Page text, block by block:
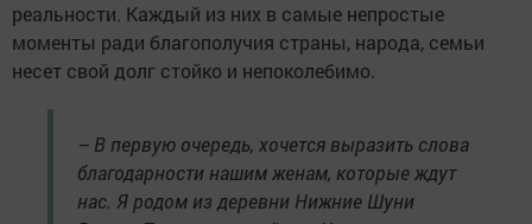
реальности. Каждый из них в самые непростые
моменты ради благополучия страны, народа, семьи
несет свой долг стойко и непоколебимо.
– В первую очередь, хочется выразить слова
благодарности нашим женам, которые ждут
нас. Я родом из деревни Нижние Шуни